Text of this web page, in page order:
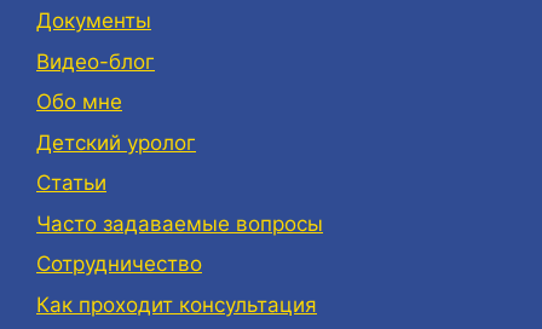
Документы
Видео-блог
Обо мне
Детский уролог
Статьи
Часто задаваемые вопросы
Сотрудничество
Как проходит консультация